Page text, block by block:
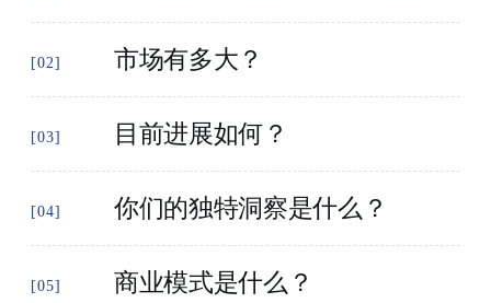
[02] 市场有多大？
[03] 目前进展如何？
[04] 你们的独特洞察是什么？
[05] 商业模式是什么？